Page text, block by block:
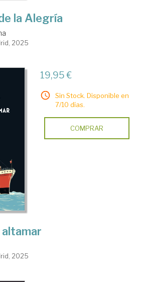
la Alegría
2025
19,95 €
Sin Stock. Disponible en
7/10 días.
COMPRAR
2025